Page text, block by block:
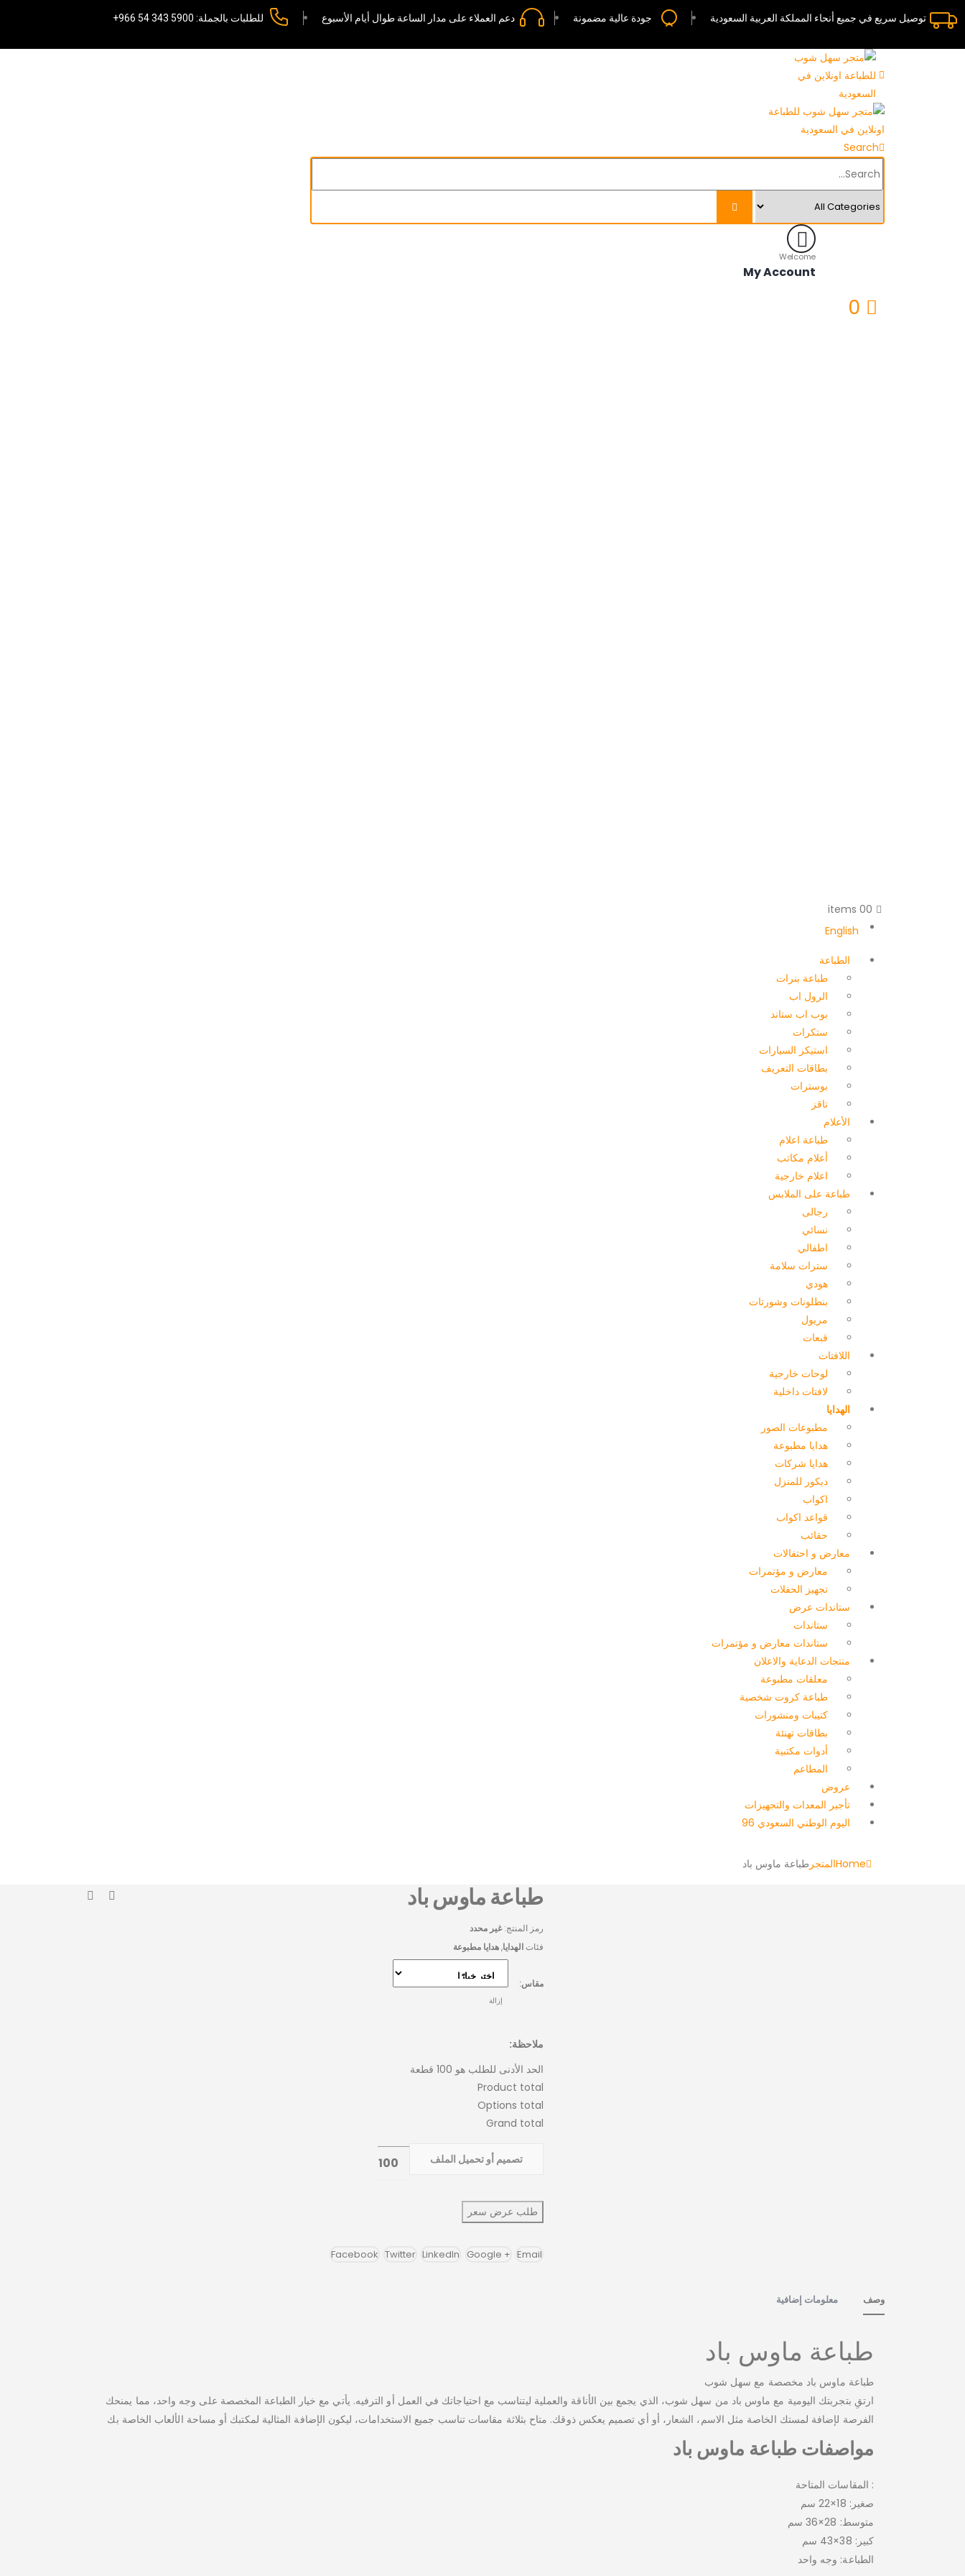
توصيل سريع في جميع أنحاء المملكة العربية السعودية جودة عالية مضمونة دعم العملاء على مدار الساعة طوال أيام الأسبوع للطلبات بالجملة: +966 54 343 5900
Search
Welcome
My Account
0
00 items
English
الطباعة
طباعة بنرات
الرول اب
بوب اب ستاند
ستكرات
استيكر السيارات
بطاقات التعريف
بوسترات
تاقز
الأعلام
طباعة اعلام
أعلام مكاتب
اعلام خارجية
طباعة على الملابس
رجالى
نسائي
اطفالي
سترات سلامة
هودي
بنطلونات وشورتات
مريول
قبعات
اللافتات
لوحات خارجية
لافتات داخلية
الهدايا
مطبوعات الصور
هدايا مطبوعة
هدايا شركات
ديكور للمنزل
اكواب
قواعد اكواب
حقائب
معارض و احتفالات
معارض و مؤتمرات
تجهيز الحفلات
ستاندات عرض
ستاندات
ستاندات معارض و مؤتمرات
منتجات الدعاية والاعلان
معلقات مطبوعة
طباعة كروت شخصية
كتيبات ومنشورات
بطاقات تهنئة
أدوات مكتبية
المطاعم
عروض
تأجير المعدات والتجهيزات
اليوم الوطني السعودي 96
Homeالمتجر طباعة ماوس باد
طباعة ماوس باد
رمز المنتج:غير محدد
فئاتالهدايا,هدايا مطبوعة
مقاس
إزالة
ملاحظة:
الحد الأدنى للطلب هو 100 قطعة
Product total
Options total
Grand total
تصميم أو تحميل الملف
طلب عرض سعر
Facebook Twitter LinkedIn Google + Email
وصف معلومات إضافية
طباعة ماوس باد
طباعة ماوس باد مخصصة مع سهل شوب
ارتقِ بتجربتك اليومية مع ماوس باد من سهل شوب، الذي يجمع بين الأناقة والعملية ليتناسب مع احتياجاتك في العمل أو الترفيه. يأتي مع خيار الطباعة المخصصة على وجه واحد، مما يمنحك
الفرصة لإضافة لمستك الخاصة مثل الاسم، الشعار، أو أي تصميم يعكس ذوقك. متاح بثلاثة مقاسات تناسب جميع الاستخدامات، ليكون الإضافة المثالية لمكتبك أو مساحة الألعاب الخاصة بك
مواصفات طباعة ماوس باد
: المقاسات المتاحة
صغير: 18×22 سم
متوسط: 28×36 سم
كبير: 38×43 سم
الطباعة: وجه واحد